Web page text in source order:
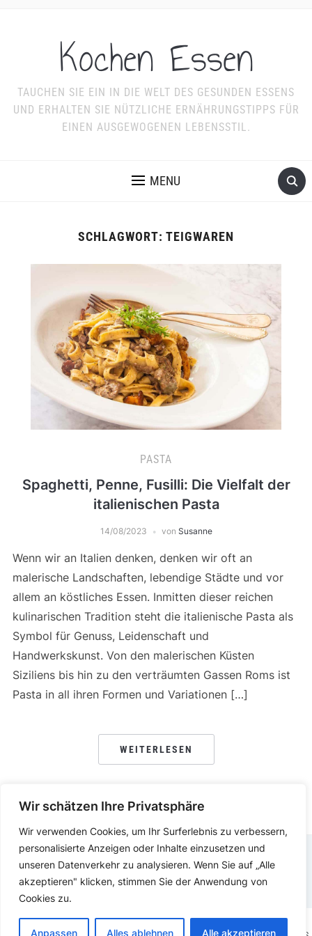
Wir schätzen Ihre Privatsphäre
Wir verwenden Cookies, um Ihr Surferlebnis zu verbessern,
personalisierte Anzeigen oder Inhalte einzusetzen und
unseren Datenverkehr zu analysieren. Wenn Sie auf „Alle
akzeptieren" klicken, stimmen Sie der Anwendung von
Cookies zu.
Anpassen Alles ablehnen Alle akzeptieren
Kochen Essen
TAUCHEN SIE EIN IN DIE WELT DES GESUNDEN ESSENS
UND ERHALTEN SIE NÜTZLICHE ERNÄHRUNGSTIPPS FÜR
EINEN AUSGEWOGENEN LEBENSSTIL.
MENU
SCHLAGWORT: TEIGWAREN
PASTA
Spaghetti, Penne, Fusilli: Die Vielfalt der
italienischen Pasta
14/08/2023 von Susanne
Wenn wir an Italien denken, denken wir oft an
malerische Landschaften, lebendige Städte und vor
allem an köstliches Essen. Inmitten dieser reichen
kulinarischen Tradition steht die italienische Pasta als
Symbol für Genuss, Leidenschaft und
Handwerkskunst. Von den malerischen Küsten
Siziliens bis hin zu den verträumten Gassen Roms ist
Pasta in all ihren Formen und Variationen […]
WEITERLESEN
DATENSCHUTZERKLÄRUNG IMPRESSUM